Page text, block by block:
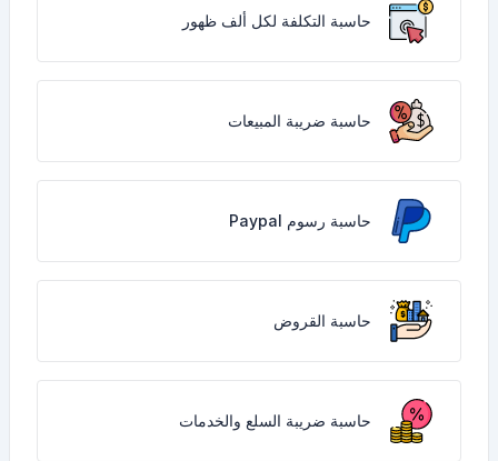
حاسبة التكلفة لكل ألف ظهور
حاسبة ضريبة المبيعات
حاسبة رسوم Paypal
حاسبة القروض
حاسبة ضريبة السلع والخدمات